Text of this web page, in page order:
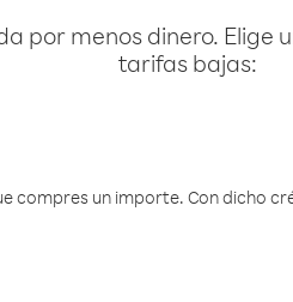
por menos dinero. Elige
tarifas bajas:
compres un importe. Con dicho